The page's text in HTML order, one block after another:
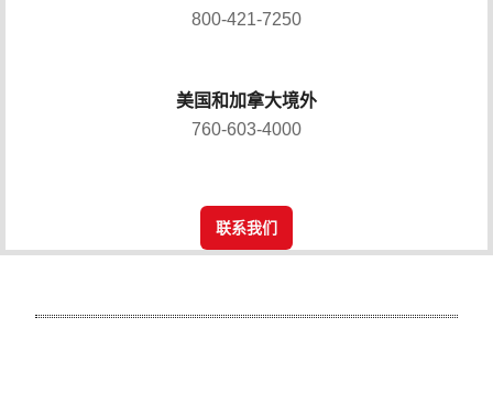
800-421-7250
美国和加拿大境外
760-603-4000
联系我们